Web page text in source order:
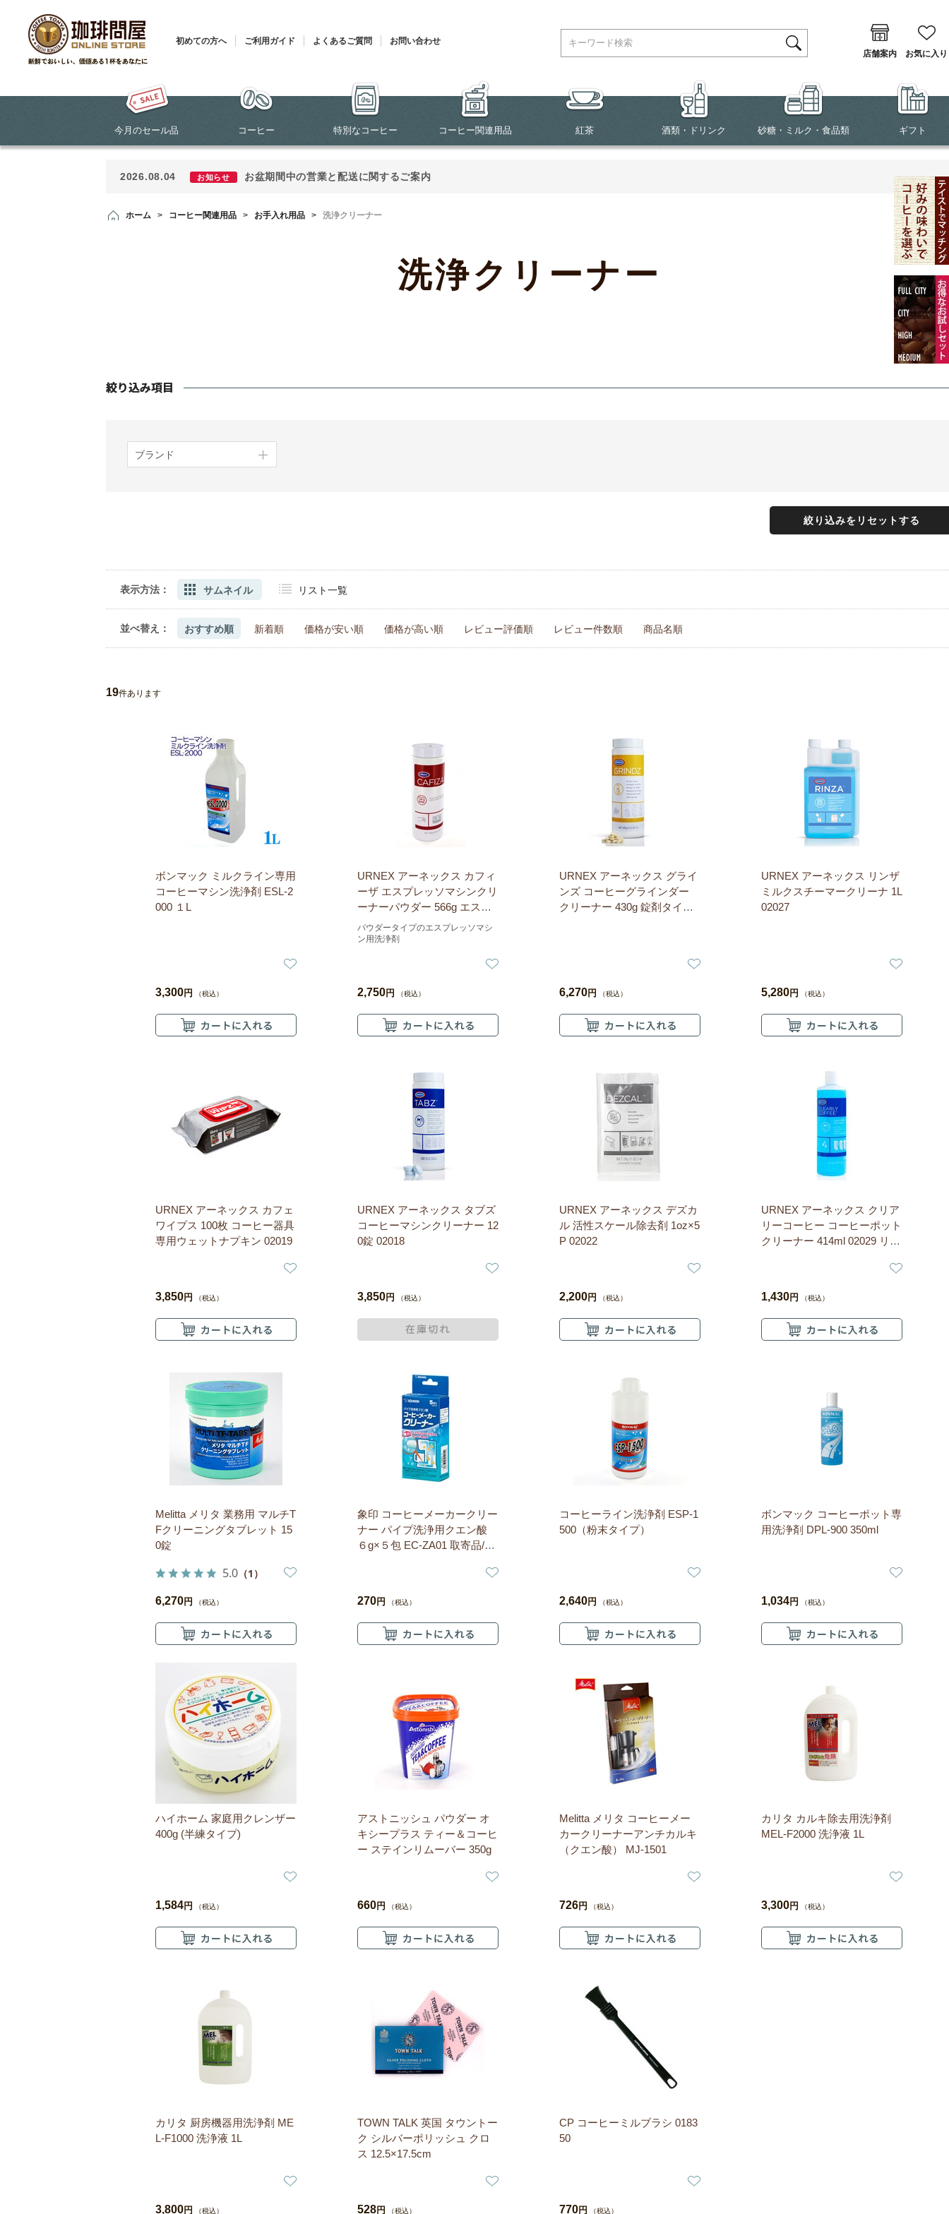
初めての方へ ご利用ガイド よくあるご質問
お問い合わせ
店舗案内
お気に入り
今月のセール品 コーヒー 特別なコーヒー コーヒー関連用品 紅茶 酒類・ドリンク 砂糖・ミルク・食品類 ギフト
2026.08.04 お知らせ お盆期間中の営業と配送に関するご案内
ホーム > コーヒー関連用品 > お手入れ用品 > 洗浄クリーナー
洗浄クリーナー
ブランド
絞り込みをリセットする
表示方法： サムネイル リスト一覧
並べ替え： おすすめ順 新着順 価格が安い順 価格が高い順 レビュー評価順 レビュー件数順 商品名順
19件あります
ボンマック ミルクライン専用
コーヒーマシン洗浄剤 ESL-2
000 １L
3,300円 （税込）
URNEX アーネックス カフィ
ーザ エスプレッソマシンクリ
ーナーパウダー 566g エスプ
レッソ洗浄剤 パウダータイプ
02025
パウダータイプのエスプレッソマシ
ン用洗浄剤
2,750円 （税込）
URNEX アーネックス グライ
ンズ コーヒーグラインダー
クリーナー 430g 錠剤タイプ
6,270円 （税込）
URNEX アーネックス リンザ
ミルクスチーマークリーナ 1L
02027
5,280円 （税込）
URNEX アーネックス カフェ
ワイプス 100枚 コーヒー器具
専用ウェットナプキン 02019
3,850円 （税込）
URNEX アーネックス タブズ
コーヒーマシンクリーナー 12
0錠 02018
3,850円 （税込）
URNEX アーネックス デズカ
ル 活性スケール除去剤 1oz×5
P 02022
2,200円 （税込）
URNEX アーネックス クリア
リーコーヒー コーヒーポット
クリーナー 414ml 02029 リキ
1,430円 （税込）
Melitta メリタ 業務用 マルチT
Fクリーニングタブレット 15
0錠
5.0 （1）
6,270円 （税込）
象印 コーヒーメーカークリー
ナー パイプ洗浄用クエン酸
６g×５包 EC-ZA01 取寄品/着
270円 （税込）
コーヒーライン洗浄剤 ESP-1
500（粉末タイプ）
2,640円 （税込）
ボンマック コーヒーポット専
用洗浄剤 DPL-900 350ml
1,034円 （税込）
ハイホーム 家庭用クレンザー
400g (半練タイプ)
1,584円 （税込）
アストニッシュ パウダー オ
キシープラス ティー＆コーヒ
ー ステインリムーバー 350g
660円 （税込）
Melitta メリタ コーヒーメー
カークリーナーアンチカルキ
（クエン酸） MJ-1501
726円 （税込）
カリタ カルキ除去用洗浄剤
MEL-F2000 洗浄液 1L
3,300円 （税込）
カリタ 厨房機器用洗浄剤 ME
L-F1000 洗浄液 1L
3,800円 （税込）
TOWN TALK 英国 タウントー
ク シルバーポリッシュ クロ
ス 12.5×17.5cm
528円 （税込）
CP コーヒーミルブラシ 0183
50
770円 （税込）